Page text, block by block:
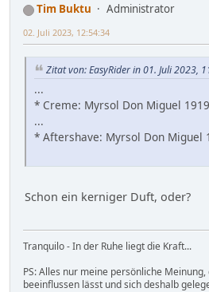
Tim Buktu
Administrator
02. Juli 2023, 12:54:34
Zitat von: EasyRider in 01. Juli 2023,
...
* Creme: Myrsol Don Miguel 1919
...
* Aftershave: Myrsol Don Miguel
Schon ein kerniger Duft, oder?
Tranquilo - In der Ruhe liegt die Kraft...
PS: Alles nur meine persönliche
beeinflussen lässt und sich deshalb